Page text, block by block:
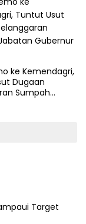
ke Kemendagri,
Dugaan
Sumpah
Target